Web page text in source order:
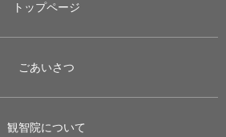
トップページ
ごあいさつ
観智院について